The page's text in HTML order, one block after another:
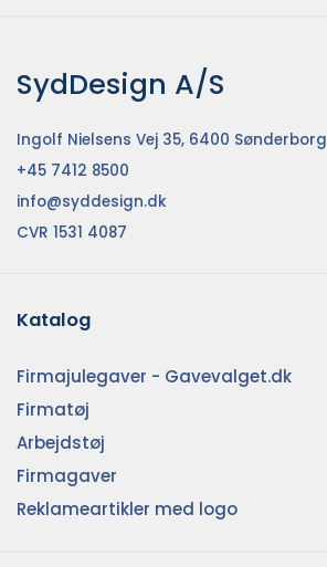
SydDesign A/S
Ingolf Nielsens Vej 35, 6400 Sønderborg
+45 7412 8500
info@syddesign.dk
CVR 1531 4087
Katalog
Firmajulegaver - Gavevalget.dk
Firmatøj
Arbejdstøj
Firmagaver
Reklameartikler med logo